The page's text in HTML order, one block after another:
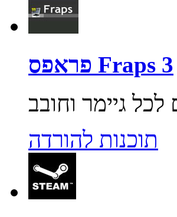
פראפס Fraps 3
תוכנות להורדה